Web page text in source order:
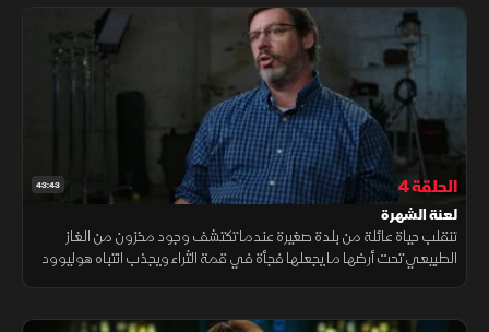
43:43 الحلقة 4
لعنة الشهرة
تنقلب حياة عائلة من بلدة صغيرة عندما تكتشف وجود مخزون من الغاز
الطبيعي تحت أرضها ما يجعلها فجأة في قمة الثراء ويجذب انتباه هوليوود